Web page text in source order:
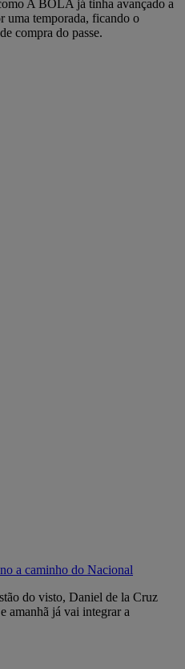
A BOLA já tinha avançado a
uma temporada, ficando o
compra do passe.
a caminho do Nacional
do visto, Daniel de la Cruz
amanhã já vai integrar a